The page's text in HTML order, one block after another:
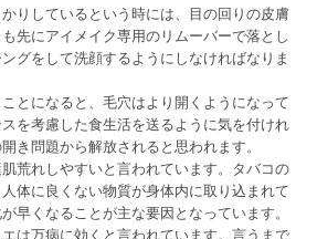
りしているという時には、目の回りの皮膚
先にアイメイク専用のリムーバーで落とし
グをして洗顔するようにしなければなりま
とになると、毛穴はより開くようになって
を考慮した食生活を送るように気を付けれ
き問題から解放されると思われます。
荒れしやすいと言われています。タバコの
体に良くない物質が身体内に取り込まれて
早くなることが主な要因となっています。
は万病に効くと言われています。言うまで